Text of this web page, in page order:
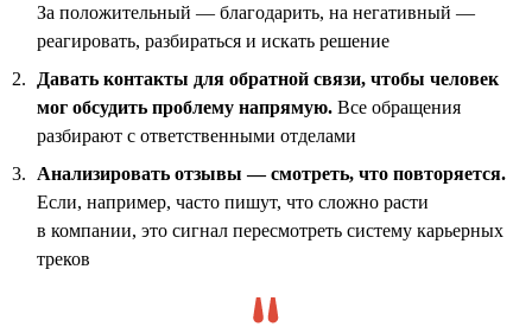
За положительный — благодарить, на негативный —
реагировать, разбираться и искать решение
Давать контакты для обратной связи, чтобы человек
мог обсудить проблему напрямую. Все обращения
разбирают с ответственными отделами
Анализировать отзывы — смотреть, что повторяется.
Если, например, часто пишут, что сложно расти
в компании, это сигнал пересмотреть систему карьерных
треков